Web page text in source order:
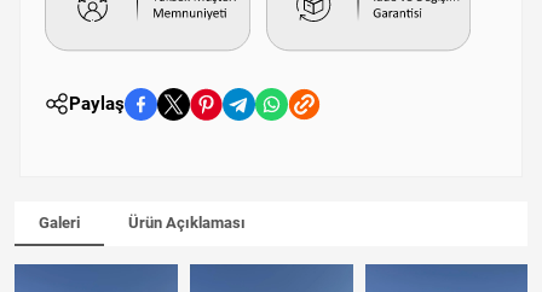
Paylaş
Galeri Ürün Açıklaması